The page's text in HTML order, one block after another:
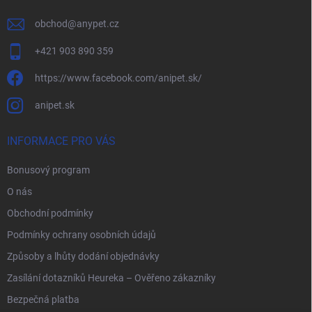
obchod@anypet.cz
+421 903 890 359
https://www.facebook.com/anipet.sk/
anipet.sk
INFORMACE PRO VÁS
Bonusový program
O nás
Obchodní podmínky
Podmínky ochrany osobních údajů
Způsoby a lhůty dodání objednávky
Zasílání dotazníků Heureka – Ověřeno zákazníky
Bezpečná platba